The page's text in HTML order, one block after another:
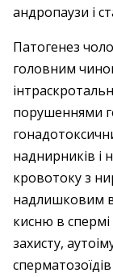
андропаузи і
Патогенез
головним
порушеннями
наднирників і
кровотоку з
надлишковим
кисню в
захисту,